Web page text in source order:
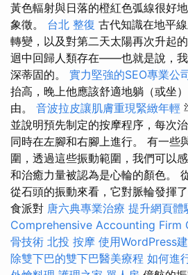
黃色輻射與日落的橙紅色弧線很好
象徵。 台北 整復 古代知識在地平
轉變，以及對第二天太陽再次升起
迴中回歸人類存在——也就是說，
深蒂固的。 實力堅強的SEO專業公
抬高，晚上他應該舒適地躺（或坐
由。 音波拉皮讓肌膚重現緊緻年輕
並說明預先制定的按摩程序，每次
同時在左腳和右腳上進行。 有一些
圍，透過這些振動範圍，我們可以
和治癒力量被認為是心輪的顏色。
從石頭的振動來看，它對脈輪發揮
食派對 唐六典專業治療 提升網頁體
Comprehensive Accounting Firm
骨技術 北投 按摩 使用WordPress
除雙下巴的雙下巴醫美療程 如何進